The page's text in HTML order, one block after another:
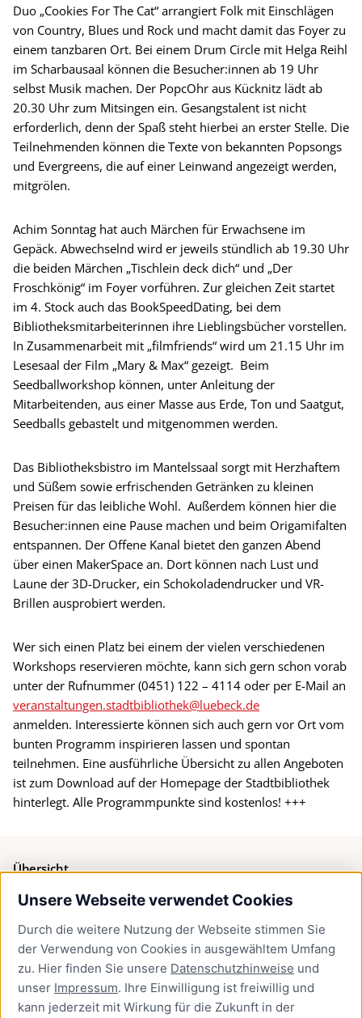
Unsere Webseite verwendet Cookies
Durch die weitere Nutzung der Webseite stimmen Sie
der Verwendung von Cookies in ausgewähltem Umfang
zu. Hier finden Sie unsere Datenschutzhinweise und
unser Impressum. Ihre Einwilligung ist freiwillig und
kann jederzeit mit Wirkung für die Zukunft in der
Duo „Cookies For The Cat“ arrangiert Folk mit Einschlägen
von Country, Blues und Rock und macht damit das Foyer zu
einem tanzbaren Ort. Bei einem Drum Circle mit Helga Reihl
im Scharbausaal können die Besucher:innen ab 19 Uhr
selbst Musik machen. Der PopcOhr aus Kücknitz lädt ab
20.30 Uhr zum Mitsingen ein. Gesangstalent ist nicht
erforderlich, denn der Spaß steht hierbei an erster Stelle. Die
Teilnehmenden können die Texte von bekannten Popsongs
und Evergreens, die auf einer Leinwand angezeigt werden,
mitgrölen.
Achim Sonntag hat auch Märchen für Erwachsene im
Gepäck. Abwechselnd wird er jeweils stündlich ab 19.30 Uhr
die beiden Märchen „Tischlein deck dich“ und „Der
Froschkönig“ im Foyer vorführen. Zur gleichen Zeit startet
im 4. Stock auch das BookSpeedDating, bei dem
Bibliotheksmitarbeiterinnen ihre Lieblingsbücher vorstellen.
In Zusammenarbeit mit „filmfriends“ wird um 21.15 Uhr im
Lesesaal der Film „Mary & Max“ gezeigt. Beim
Seedballworkshop können, unter Anleitung der
Mitarbeitenden, aus einer Masse aus Erde, Ton und Saatgut,
Seedballs gebastelt und mitgenommen werden.
Das Bibliotheksbistro im Mantelssaal sorgt mit Herzhaftem
und Süßem sowie erfrischenden Getränken zu kleinen
Preisen für das leibliche Wohl. Außerdem können hier die
Besucher:innen eine Pause machen und beim Origamifalten
entspannen. Der Offene Kanal bietet den ganzen Abend
über einen MakerSpace an. Dort können nach Lust und
Laune der 3D-Drucker, ein Schokoladendrucker und VR-
Brillen ausprobiert werden.
Wer sich einen Platz bei einem der vielen verschiedenen
Workshops reservieren möchte, kann sich gern schon vorab
unter der Rufnummer (0451) 122 – 4114 oder per E-Mail an
veranstaltungen.stadtbibliothek@luebeck.de
anmelden. Interessierte können sich auch gern vor Ort vom
bunten Programm inspirieren lassen und spontan
teilnehmen. Eine ausführliche Übersicht zu allen Angeboten
ist zum Download auf der Homepage der Stadtbibliothek
hinterlegt. Alle Programmpunkte sind kostenlos! +++
Übersicht
Bürgerservice
Presse
Newsletter Lübeck:kompakt
Kontakt